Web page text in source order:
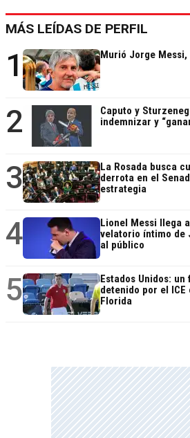
MÁS LEÍDAS DE PERFIL
1 Murió Jorge
2
Caputo y
indemnizar y
3
La Rosada busca
derrota en el
estrategia
4
Lionel Messi llega
velatorio íntimo de
al público
5
Estados Unidos:
detenido por el
Florida